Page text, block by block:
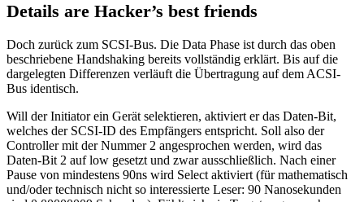
Details are Hacker’s best friends
Doch zurück zum SCSI-Bus. Die Data Phase ist durch das oben
beschriebene Handshaking bereits vollständig erklärt. Bis auf die
dargelegten Differenzen verläuft die Übertragung auf dem ACSI-
Bus identisch.
Will der Initiator ein Gerät selektieren, aktiviert er das Daten-Bit,
welches der SCSI-ID des Empfängers entspricht. Soll also der
Controller mit der Nummer 2 angesprochen werden, wird das
Daten-Bit 2 auf low gesetzt und zwar ausschließlich. Nach einer
Pause von mindestens 90ns wird Select aktiviert (für mathematisch
und/oder technisch nicht so interessierte Leser: 90 Nanosekunden